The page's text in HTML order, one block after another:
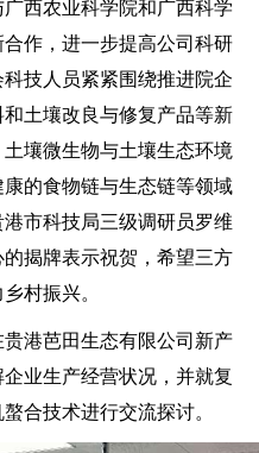
广西农业科学院和广西科学
作，进一步提高公司科研
技人员紧紧围绕推进院企
土壤改良与修复产品等新
壤微生物与土壤生态环境
的食物链与生态链等领域
市科技局三级调研员罗维
揭牌表示祝贺，希望三方
村振兴。
港芭田生态有限公司新产
业生产经营状况，并就复
合技术进行交流探讨。